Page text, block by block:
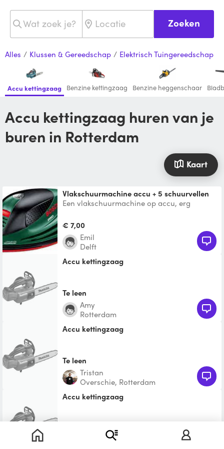
Zoeken
Alles / Klussen & Gereedschap / Elektrisch Tuingereedschap
Accu kettingzaag Benzine kettingzaag Benzine heggenschaar
Accu kettingzaag huren van je
buren in Rotterdam
Kaart
Vlakschuurmachine accu + 5 schuurvellen
Een vlakschuurmachine op accu, erg
bewegingsvrijheid mee, zonder ka
€ 7,00
Emil
Delft
Accu kettingzaag
Te leen
Amy
Rotterdam
Accu kettingzaag
Te leen
Tristan
Overschie, Rotterdam
Accu kettingzaag